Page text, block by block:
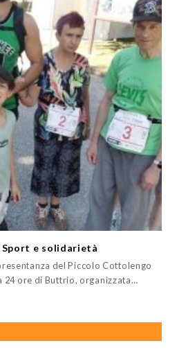
Sport e solidarietà
del Piccolo Cottolengo
24 ore di Buttrio, organizzata…